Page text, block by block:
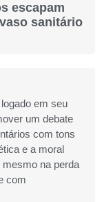
escapam
sanitário
em seu
um debate
com tons
e a moral
mesmo na perda
com